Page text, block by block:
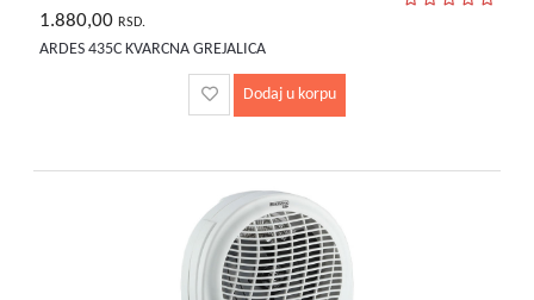
1.880,00 RSD.
ARDES 435C KVARCNA GREJALICA
Dodaj u korpu